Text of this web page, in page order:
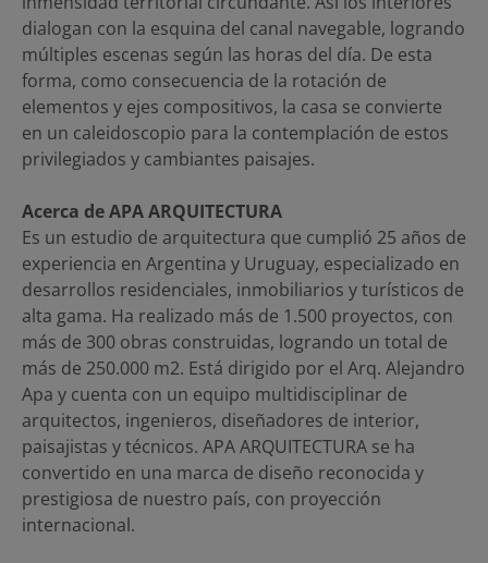
dialogan con la esquina del canal navegable, logrando
múltiples escenas según las horas del día. De esta
forma, como consecuencia de la rotación de
elementos y ejes compositivos, la casa se convierte
en un caleidoscopio para la contemplación de estos
privilegiados y cambiantes paisajes.
Acerca de APA ARQUITECTURA
Es un estudio de arquitectura que cumplió 25 años de
experiencia en Argentina y Uruguay, especializado en
desarrollos residenciales, inmobiliarios y turísticos de
alta gama. Ha realizado más de 1.500 proyectos, con
más de 300 obras construidas, logrando un total de
más de 250.000 m2. Está dirigido por el Arq. Alejandro
Apa y cuenta con un equipo multidisciplinar de
arquitectos, ingenieros, diseñadores de interior,
paisajistas y técnicos. APA ARQUITECTURA se ha
convertido en una marca de diseño reconocida y
prestigiosa de nuestro país, con proyección
internacional.